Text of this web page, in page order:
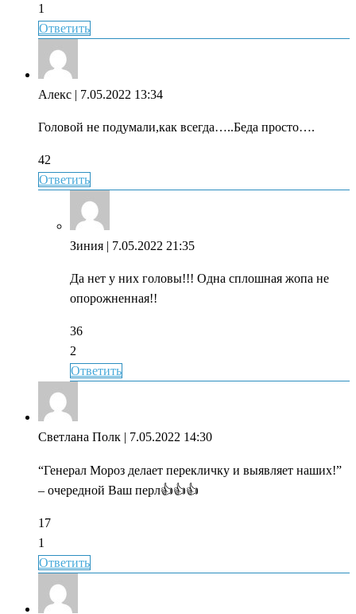
1
Ответить
Алекс | 7.05.2022 13:34
Головой не подумали,как всегда…..Беда просто….
42
Ответить
Зиния | 7.05.2022 21:35
Да нет у них головы!!! Одна сплошная жопа не
опорожненная!!
36
2
Ответить
Светлана Полк | 7.05.2022 14:30
“Генерал Мороз делает перекличку и выявляет наших!”
– очередной Ваш перл👍👍👍
17
1
Ответить